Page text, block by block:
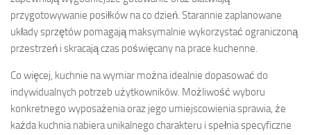
przygotowywanie posiłków na co dzień. Starannie zaplanowane
układy sprzętów pomagają maksymalnie wykorzystać ograniczoną
przestrzeń i skracają czas poświęcany na prace kuchenne.
Co więcej, kuchnie na wymiar można idealnie dopasować do
indywidualnych potrzeb użytkowników. Możliwość wyboru
konkretnego wyposażenia oraz jego umiejscowienia sprawia, że
każda kuchnia nabiera unikalnego charakteru i spełnia specyficzne